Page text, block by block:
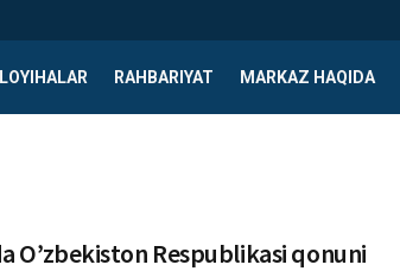
LOYIHALAR RAHBARIYAT MARKAZ HAQIDA
O’zbekiston Respublikasi qonuni